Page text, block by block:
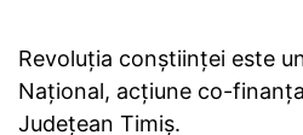
Revoluția conștiinței este
Național, acțiune co-
Județean Timiș.